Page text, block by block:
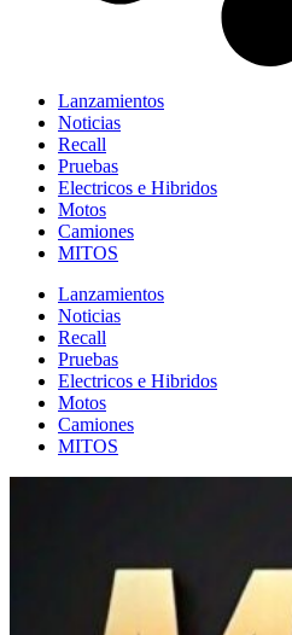
Lanzamientos
Noticias
Recall
Pruebas
Electricos e Hibridos
Motos
Camiones
MITOS
Lanzamientos
Noticias
Recall
Pruebas
Electricos e Hibridos
Motos
Camiones
MITOS